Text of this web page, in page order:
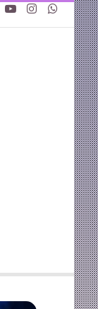
Instagram
YouTube